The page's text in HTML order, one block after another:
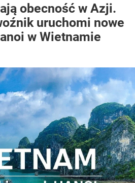
obecność w Azji.
uruchomi nowe
w Wietnamie